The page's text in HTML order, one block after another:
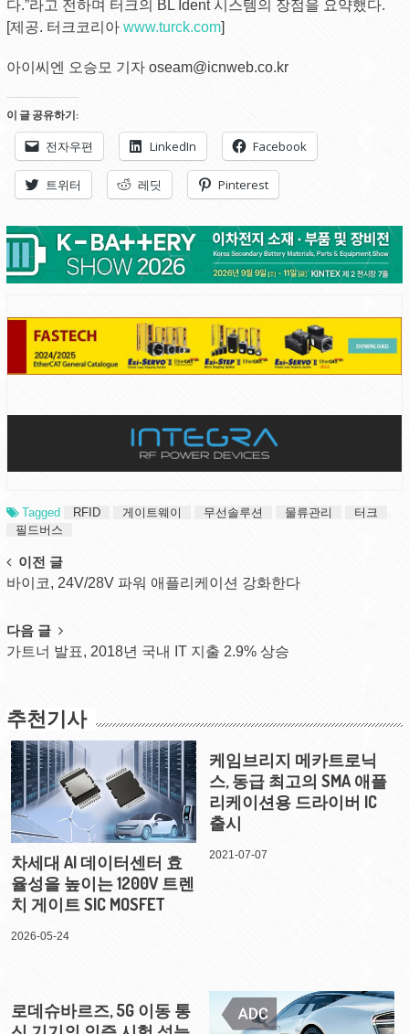
다.”라고 전하며 터크의 BL Ident 시스템의 장점을 요약했다.
[제공. 터크코리아 www.turck.com]
아이씨엔 오승모 기자 oseam@icnweb.co.kr
이 글 공유하기:
전자우편 LinkedIn Facebook
트위터 레딧 Pinterest
Tagged RFID 게이트웨이 무선솔루션 물류관리
터크
필드버스
Post
navigation
이전 글
바이코, 24V/28V 파워 애플리케이션 강화한다
다음 글
가트너 발표, 2018년 국내 IT 지출 2.9% 상승
추천기사
차세대 AI 데이터센터 효
율성을 높이는 1200V 트렌
치 게이트 SIC MOSFET
2026-05-24
케임브리지 메카트로닉
스, 동급 최고의 SMA 애플
리케이션용 드라이버 IC
출시
2021-07-07
로데슈바르즈, 5G 이동 통